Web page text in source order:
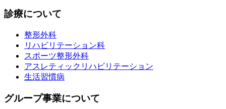
診療について
整形外科
リハビリテーション科
スポーツ整形外科
アスレティックリハビリテーション
生活習慣病
グループ事業について